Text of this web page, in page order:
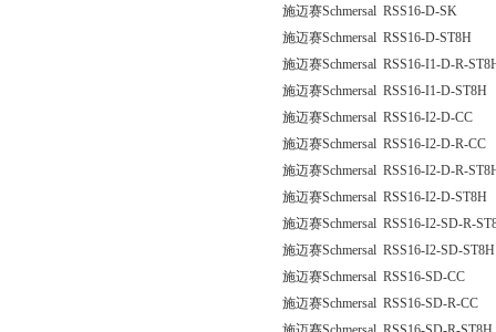
施迈赛Schmersal RSS16-D-SK
施迈赛Schmersal RSS16-D-ST8H
施迈赛Schmersal RSS16-I1-D-R-
施迈赛Schmersal RSS16-I1-D-ST8H
施迈赛Schmersal RSS16-I2-D-CC
施迈赛Schmersal RSS16-I2-D-R-CC
施迈赛Schmersal RSS16-I2-D-R-
施迈赛Schmersal RSS16-I2-D-ST8H
施迈赛Schmersal RSS16-I2-SD-R-
施迈赛Schmersal RSS16-I2-SD-ST8H
施迈赛Schmersal RSS16-SD-CC
施迈赛Schmersal RSS16-SD-R-CC